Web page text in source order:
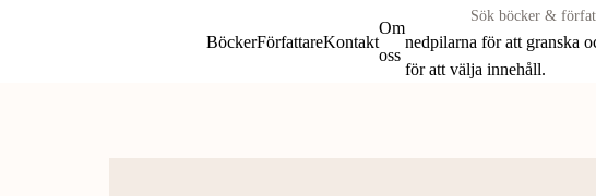
BöckerFörfattareKontakt
Om
oss
böcker
&
nedpilarna för att granska
för att välja innehåll.